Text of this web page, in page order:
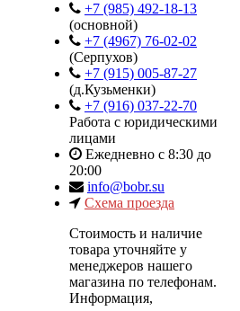
+7 (985) 492-18-13
(основной)
+7 (4967) 76-02-02
(Серпухов)
+7 (915) 005-87-27
(д.Кузьменки)
+7 (916) 037-22-70
Работа с юридическими
лицами
Ежедневно с 8:30 до
20:00
info@bobr.su
Схема проезда
Cтоимость и наличие
товара уточняйте у
менеджеров нашего
магазина по телефонам.
Информация,